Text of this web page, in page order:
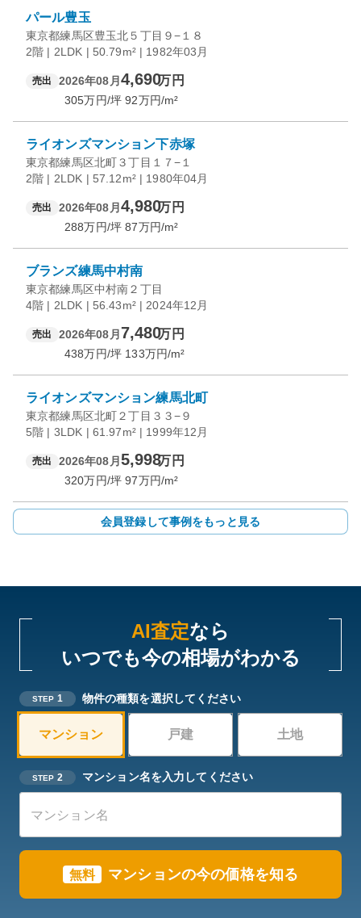
パール豊玉
東京都練馬区豊玉北５丁目９−１８
2階 | 2LDK | 50.79m² | 1982年03月
売出 2026年08月 4,690万円
305万円/坪 92万円/m²
ライオンズマンション下赤塚
東京都練馬区北町３丁目１７−１
2階 | 2LDK | 57.12m² | 1980年04月
売出 2026年08月 4,980万円
288万円/坪 87万円/m²
ブランズ練馬中村南
東京都練馬区中村南２丁目
4階 | 2LDK | 56.43m² | 2024年12月
売出 2026年08月 7,480万円
438万円/坪 133万円/m²
ライオンズマンション練馬北町
東京都練馬区北町２丁目３３−９
5階 | 3LDK | 61.97m² | 1999年12月
売出 2026年08月 5,998万円
320万円/坪 97万円/m²
会員登録して事例をもっと見る
AI査定なら
いつでも今の相場がわかる
STEP 1 物件の種類を選択してください
マンション 戸建 土地
STEP 2 マンション名を入力してください
無料 マンションの今の価格を知る